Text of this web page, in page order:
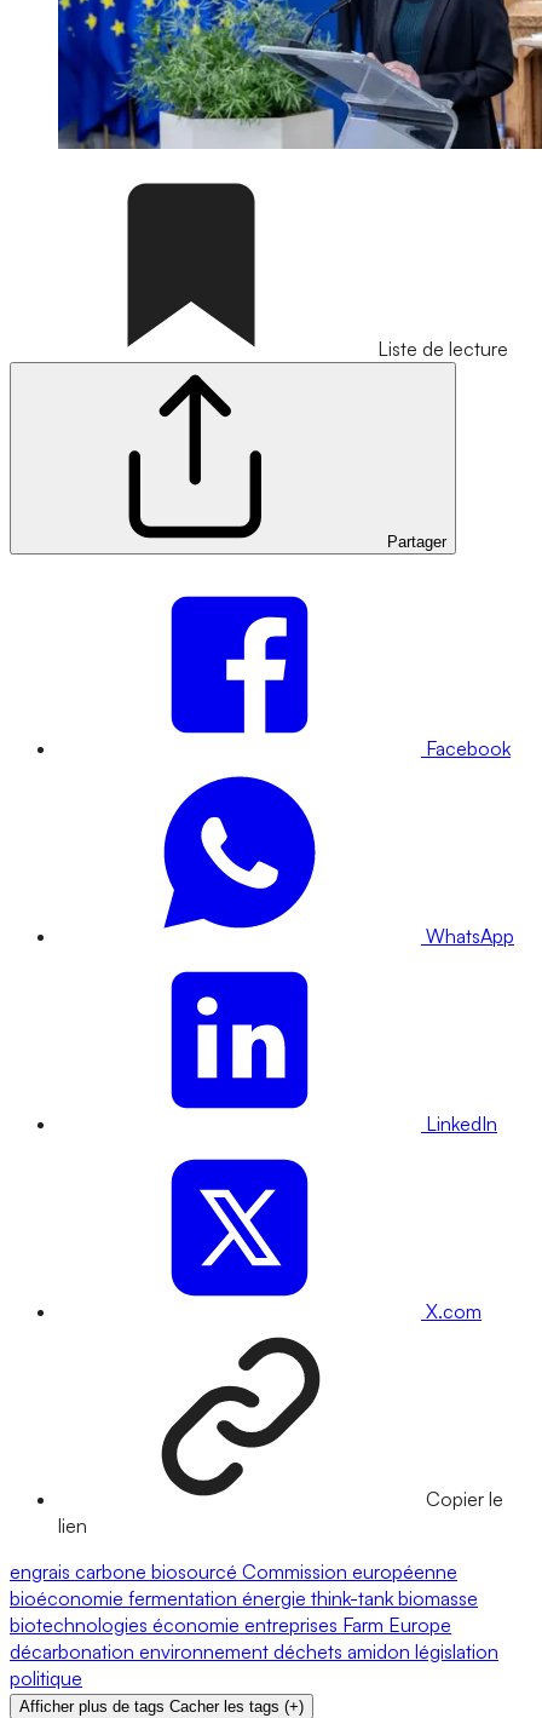
Liste de lecture
Partager
Facebook
WhatsApp
LinkedIn
X.com
Copier le
lien
engrais carbone biosourcé Commission européenne
bioéconomie fermentation énergie think-tank biomasse
biotechnologies économie entreprises Farm Europe
décarbonation environnement déchets amidon législation
politique
Afficher plus de tags Cacher les tags (+)